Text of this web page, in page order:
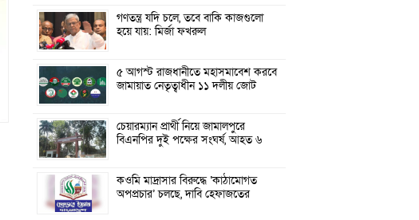
গণতন্ত্র যদি চলে, তবে বাকি কাজগুলো
হয়ে যায়: মির্জা ফখরুল
৫ আগস্ট রাজধানীতে মহাসমাবেশ করবে
জামায়াত নেতৃত্বাধীন ১১ দলীয় জোট
চেয়ারম্যান প্রার্থী নিয়ে জামালপুরে
বিএনপির দুই পক্ষের সংঘর্ষ, আহত ৬
কওমি মাদ্রাসার বিরুদ্ধে ‘কাঠামোগত
অপপ্রচার’ চলছে, দাবি হেফাজতের